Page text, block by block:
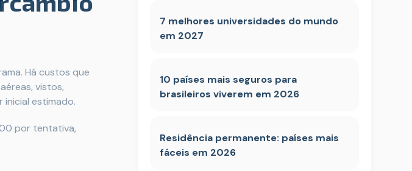
Há custos que
vistos,
estimado.
por tentativa,
7 melhores universidades do mundo
em 2027
10 países mais seguros para
brasileiros viverem em 2026
Residência permanente: países mais
fáceis em 2026